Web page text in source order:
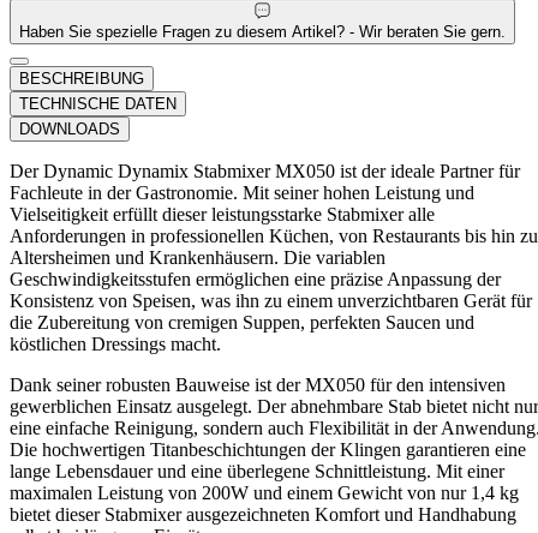
Haben Sie spezielle Fragen zu diesem Artikel? - Wir beraten Sie gern.
BESCHREIBUNG
TECHNISCHE DATEN
DOWNLOADS
Der Dynamic Dynamix Stabmixer MX050 ist der ideale Partner für
Fachleute in der Gastronomie. Mit seiner hohen Leistung und
Vielseitigkeit erfüllt dieser leistungsstarke Stabmixer alle
Anforderungen in professionellen Küchen, von Restaurants bis hin zu
Altersheimen und Krankenhäusern. Die variablen
Geschwindigkeitsstufen ermöglichen eine präzise Anpassung der
Konsistenz von Speisen, was ihn zu einem unverzichtbaren Gerät für
die Zubereitung von cremigen Suppen, perfekten Saucen und
köstlichen Dressings macht.
Dank seiner robusten Bauweise ist der MX050 für den intensiven
gewerblichen Einsatz ausgelegt. Der abnehmbare Stab bietet nicht nur
eine einfache Reinigung, sondern auch Flexibilität in der
Die hochwertigen Titanbeschichtungen der Klingen garantieren eine
lange Lebensdauer und eine überlegene Schnittleistung. Mit einer
maximalen Leistung von 200W und einem Gewicht von nur 1,4 kg
bietet dieser Stabmixer ausgezeichneten Komfort und Handhabung